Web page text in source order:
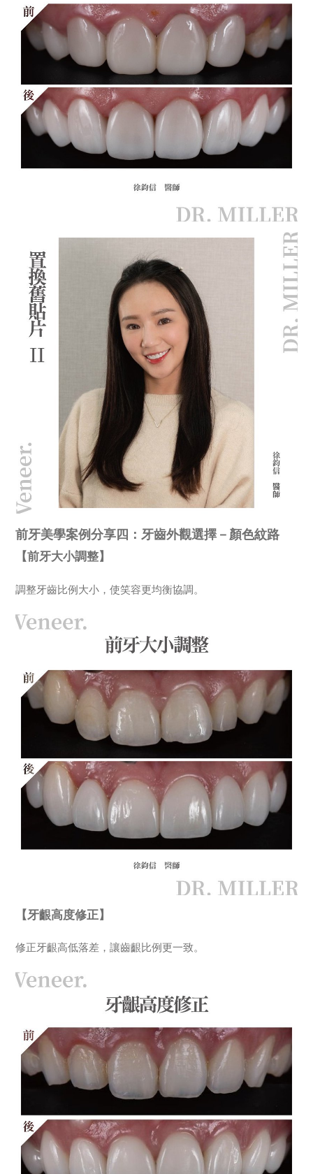
前牙美學案例分享四：牙齒外觀選擇－顏色紋路
【前牙大小調整】
調整牙齒比例大小，使笑容更均衡協調。
【牙齦高度修正】
修正牙齦高低落差，讓齒齦比例更一致。